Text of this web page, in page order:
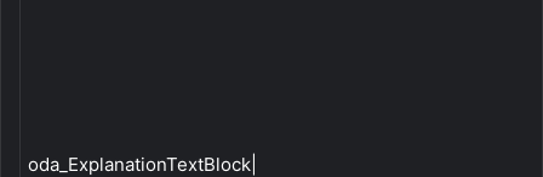
oda_ExplanationTextBlock|